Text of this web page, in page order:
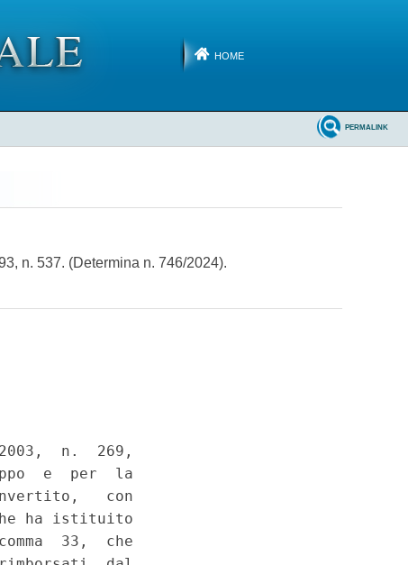
HOME
PERMALINK
n. 537. (Determina n. 746/2024).